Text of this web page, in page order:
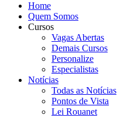
Home
Quem Somos
Cursos
Vagas Abertas
Demais Cursos
Personalize
Especialistas
Notícias
Todas as Notícias
Pontos de Vista
Lei Rouanet